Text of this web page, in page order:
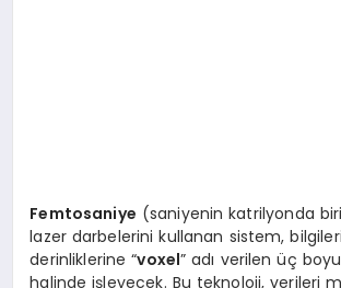
Femtosaniye (saniyenin katrilyonda
lazer darbelerini kullanan sistem,
derinliklerine “voxel” adı verilen üç
halinde işleyecek. Bu teknoloji, verileri